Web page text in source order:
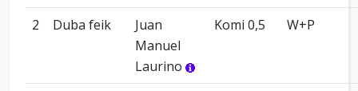
2 Duba feik
Juan
Manuel
Laurino
Komi 0,5 W+P